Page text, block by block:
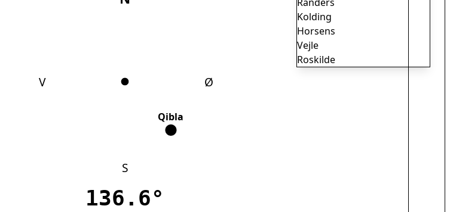
Kolding
Horsens
Vejle
Roskilde
Ø
S
V
Qibla
136.6°